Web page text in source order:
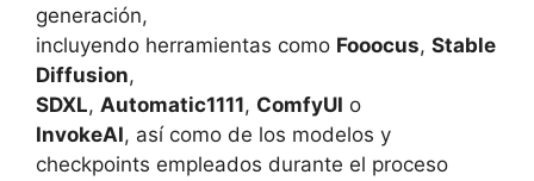
generación,
incluyendo herramientas como Fooocus, Stable
Diffusion,
SDXL, Automatic1111, ComfyUI o
InvokeAI, así como de los modelos y
checkpoints empleados durante el proceso